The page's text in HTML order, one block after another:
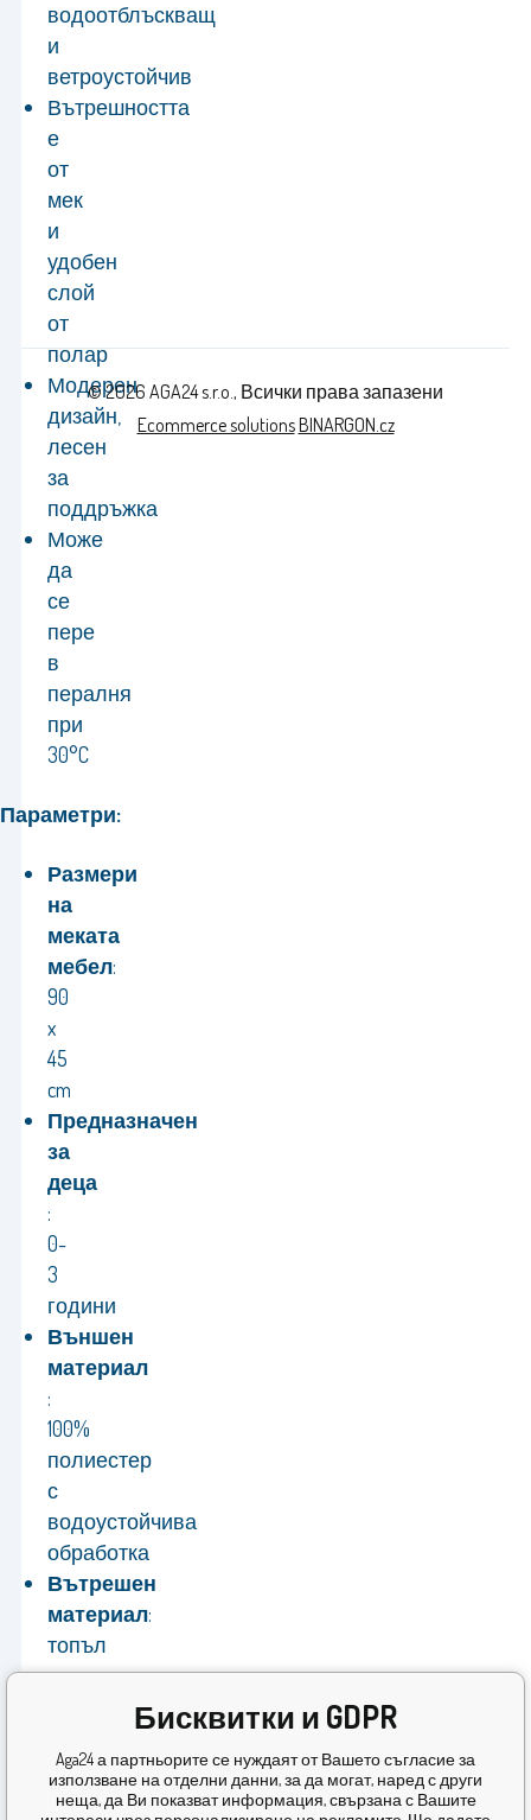
водоотблъскващ
и
ветроустойчив
Вътрешността
е
от
мек
и
удобен
слой
от
полар
Модерен
дизайн,
лесен
за
поддръжка
Може
да
се
пере
в
пералня
при
30°C
Параметри:
Размери
на
меката
мебел:
90
x
45
cm
Предназначен
за
деца
:
0-
3
години
Външен
материал
:
100%
полиестер
с
водоустойчива
обработка
Вътрешен
материал:
топъл
полар
Производител
Гаранция:
24
месеца
© 2026 AGA24 s.r.o., Всички права запазени
Ecommerce solutionsBINARGON.cz
Бисквитки и GDPR
Aga24 а партньорите се нуждаят от Вашето съгласие за
използване на отделни данни, за да могат, наред с други
неща, да Ви показват информация, свързана с Вашите